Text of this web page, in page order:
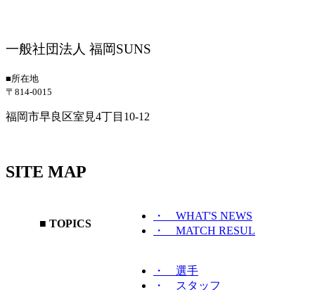
一般社団法人 福岡SUNS
■所在地
〒814-0015
福岡市早良区室見4丁目10-12
SITE MAP
■ TOPICS
・ WHAT'S NEWS
・ MATCH RESUL
・ 選手
・ スタッフ